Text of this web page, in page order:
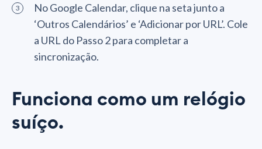
No Google Calendar, clique na seta junto a
‘Outros Calendários’ e ‘Adicionar por URL’. Cole
a URL do Passo 2 para completar a
sincronização.
Funciona como um relógio
suíço.